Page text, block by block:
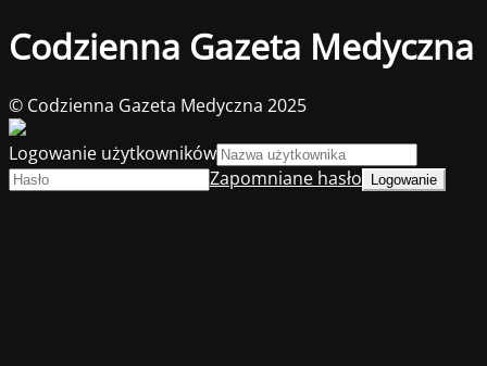
Codzienna Gazeta Medyczna
© Codzienna Gazeta Medyczna 2025
Logowanie użytkowników
Zapomniane hasło